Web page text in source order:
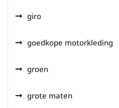
giro
goedkope motorkleding
groen
grote maten